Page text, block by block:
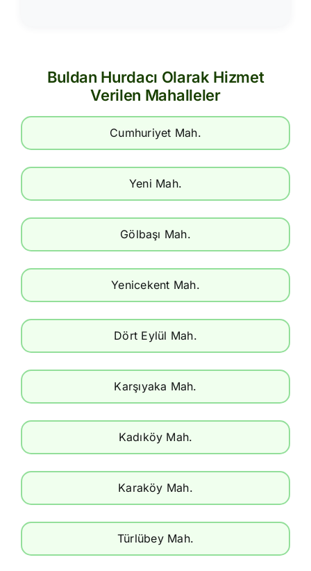
Buldan Hurdacı Olarak Hizmet
Verilen Mahalleler
Cumhuriyet Mah.
Yeni Mah.
Gölbaşı Mah.
Yenicekent Mah.
Dört Eylül Mah.
Karşıyaka Mah.
Kadıköy Mah.
Karaköy Mah.
Türlübey Mah.